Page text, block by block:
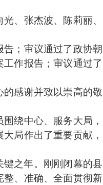
、张杰波、陈莉丽、
；审议通过了政协朝
作报告；审议通过了
感谢并致以崇高的敬
绕中心、服务大局，
局作出了重要贡献，
之年。刚刚闭幕的县
、准确、全面贯彻新